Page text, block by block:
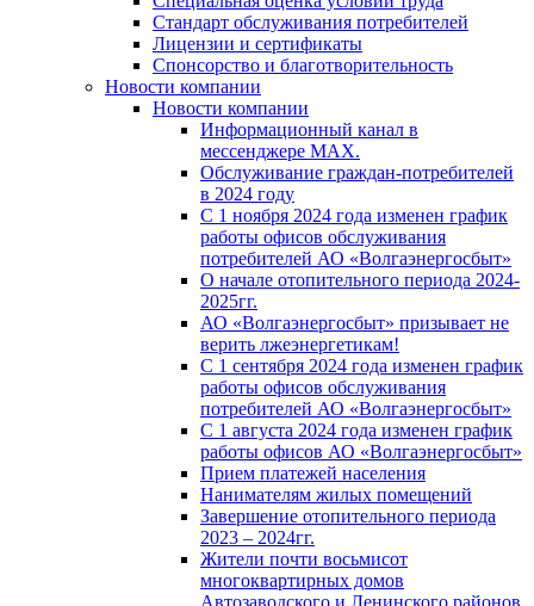
Стандарт обслуживания потребителей
Лицензии и сертификаты
Спонсорство и благотворительность
Новости компании
Новости компании
Информационный канал в
мессенджере MAX.
Обслуживание граждан-потребителей
в 2024 году
С 1 ноября 2024 года изменен график
работы офисов обслуживания
потребителей АО «Волгаэнергосбыт»
О начале отопительного периода 2024-
2025гг.
АО «Волгаэнергосбыт» призывает не
верить лжеэнергетикам!
С 1 сентября 2024 года изменен график
работы офисов обслуживания
потребителей АО «Волгаэнергосбыт»
С 1 августа 2024 года изменен график
работы офисов АО «Волгаэнергосбыт»
Прием платежей населения
Нанимателям жилых помещений
Завершение отопительного периода
2023 – 2024гг.
Жители почти восьмисот
многоквартирных домов